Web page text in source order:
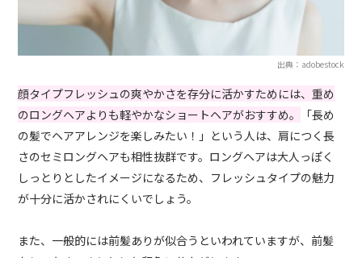
出典：adobestock
顔タイプフレッシュの爽やかさを存分に活かすためには、重め
のロングヘアよりも軽やかなショートヘアがおすすめ。
「長め
の髪でヘアアレンジを楽しみたい！」という人は、肩につく長
さのセミロングヘアも相性抜群です。ロングヘアは大人っぽく
しっとりとしたイメージになるため、フレッシュタイプの魅力
が十分に活かされにくいでしょう。
また、一般的には前髪ありが似合うといわれていますが、前髪